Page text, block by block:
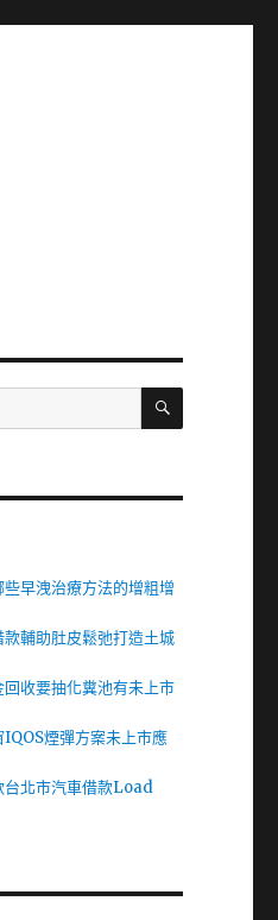
搜
早洩治療方法的增粗增
輔助肚皮鬆弛打造土城
收要抽化糞池有未上市
煙彈方案未上市應
台北市汽車借款Load